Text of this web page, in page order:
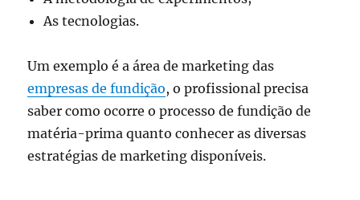
As tecnologias.
Um exemplo é a área de marketing das
empresas de fundição, o profissional precisa
saber como ocorre o processo de fundição de
matéria-prima quanto conhecer as diversas
estratégias de marketing disponíveis.